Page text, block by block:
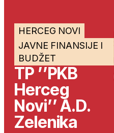
HERCEG NOVI
JAVNE FINANSIJE I
BUDŽET
TP ’’PKB
Herceg
Novi’’ A.D.
Zelenika